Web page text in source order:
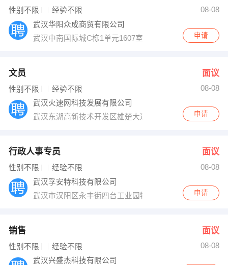
性别不限 经验不限
08-08
武汉华阳众成商贸有限公司
武汉中南国际城C栋1单元1607室
申请
文员 面议
性别不限 经验不限
08-08
武汉火速网科技发展有限公司
武汉东湖高新技术开发区雄楚大道888号金地雄楚一号商
申请
行政人事专员 面议
性别不限 经验不限
08-08
武汉孚安特科技有限公司
武汉市汉阳区永丰街四台工业园特1号
申请
销售 面议
性别不限 经验不限
08-08
武汉兴盛杰科技有限公司